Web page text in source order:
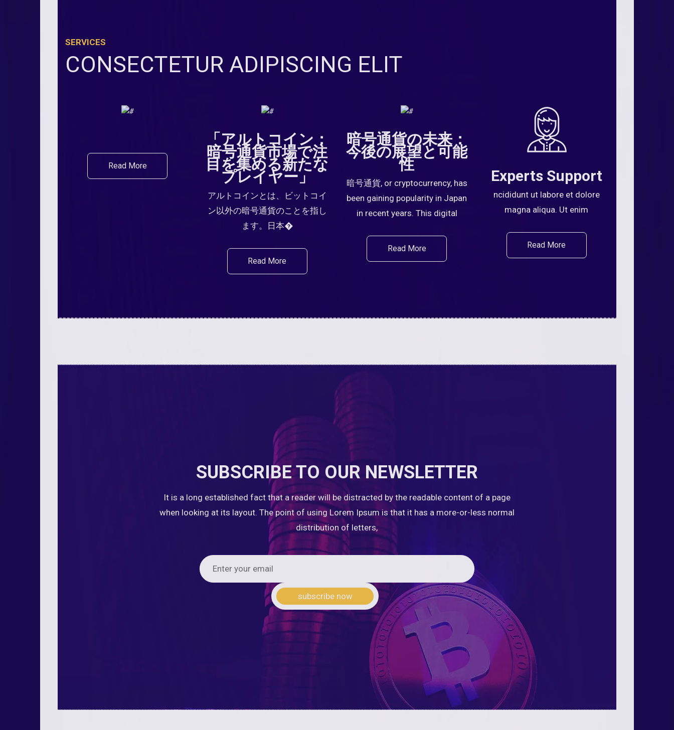
SERVICES
CONSECTETUR ADIPISCING ELIT
Read More
「アルトコイン：
暗号通貨市場で注
目を集める新たな
プレイヤー」
アルトコインとは、ビットコイ
ン以外の暗号通貨のことを指し
ます。日本�
Read More
暗号通貨の未来：
今後の展望と可能
性
暗号通貨, or cryptocurrency, has
been gaining popularity in Japan
in recent years. This digital
Read More
Experts Support
ncididunt ut labore et dolore
magna aliqua. Ut enim
Read More
SUBSCRIBE TO OUR NEWSLETTER
It is a long established fact that a reader will be distracted by the readable content of a page
when looking at its layout. The point of using Lorem Ipsum is that it has a more-or-less normal
distribution of letters,
subscribe now